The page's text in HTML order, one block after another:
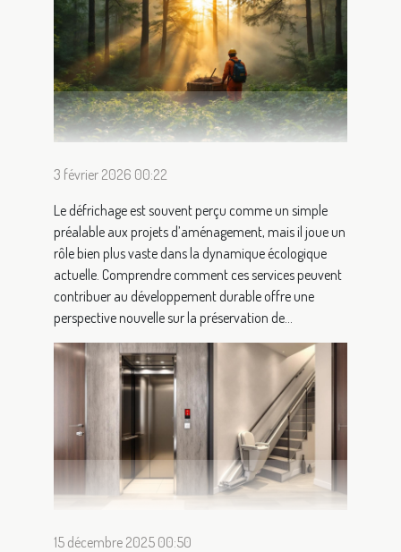
3 février 2026 00:22
Le défrichage est souvent perçu comme un simple
préalable aux projets d’aménagement, mais il joue un
rôle bien plus vaste dans la dynamique écologique
actuelle. Comprendre comment ces services peuvent
contribuer au développement durable offre une
perspective nouvelle sur la préservation de...
15 décembre 2025 00:50